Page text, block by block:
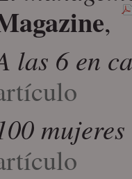
,
las 6 en